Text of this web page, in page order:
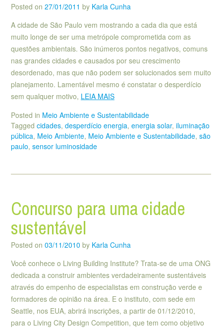
Posted on 27/01/2011 by Karla Cunha
A cidade de São Paulo vem mostrando a cada dia que está
muito longe de ser uma metrópole comprometida com as
questões ambientais. São inúmeros pontos negativos, comuns
nas grandes cidades e causados por seu crescimento
desordenado, mas que não podem ser solucionados sem muito
planejamento. Lamentável mesmo é constatar o desperdício
sem qualquer motivo, LEIA MAIS
Posted in Meio Ambiente e Sustentabilidade
Tagged cidades, desperdício energia, energia solar, iluminação
pública, Meio Ambiente, Meio Ambiente e Sustentabilidade, são
paulo, sensor luminosidade
Concurso para uma cidade
sustentável
Posted on 03/11/2010 by Karla Cunha
Você conhece o Living Building Institute? Trata-se de uma ONG
dedicada a construir ambientes verdadeiramente sustentáveis
através do empenho de especialistas em construção verde e
formadores de opinião na área. E o instituto, com sede em
Seattle, nos EUA, abrirá inscrições, a partir de 01/12/2010,
para o Living City Design Competition, que tem como objetivo